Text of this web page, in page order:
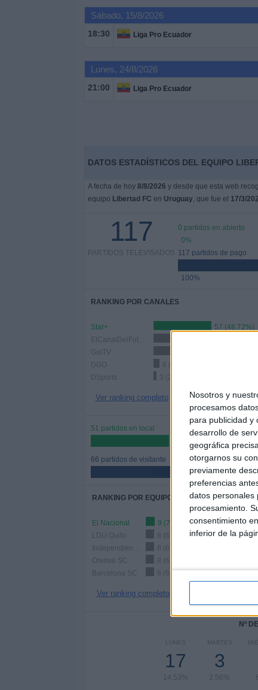
Nosotros y
procesamos
para publicidad y
desarrollo de
geográfica
otorgarnos su
previamente
preferencias
datos personales
procesamiento.
consentimiento
inferior de la
Sábado, 15/8/2026
18:30 Liga Pro Ecuador
Lunes, 24/8/2026
21:00 Liga Pro Ecuador
DATOS ESTADÍSTICOS DEL EQUIPO
A fecha de hoy 8/8/2026 y desde que esta web
equipo Libertad FC en Uruguay, que fue el 17/3/
117
PARTIDOS TELEVISADOS
0 partidos en abierto
0%
117 partidos de pago
100%
RANKING POR CANALES
Star+
57 (48,72%)
GolTV
DGO
6 (5,13%)
DSports
3 (2,56%)
Ver ranking completo
51 partidos en local
66 partidos de visitante
56,41%
RANKING POR EQUIPOS
El Nacional
9 (7,69%)
LDU Quito
8 (6,84%)
8 (6,84%)
Orense SC
8 (6,84%)
Barcelona SC
8 (6,84%)
Ver ranking completo
Nº
LUNES
17
14,53%
MARTES
3
2,56%